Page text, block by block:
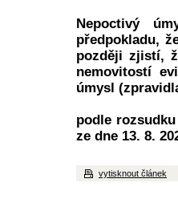
Nepoctivý
předpokladu,
později zjistí,
nemovitostí
úmysl
podle
ze dne 13. 8.
vytisknout článek